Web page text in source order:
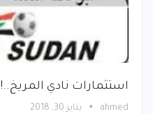
استثمارات نادي المريخ..!
ahmed يناير 30, 2018